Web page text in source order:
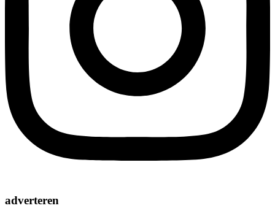
adverteren